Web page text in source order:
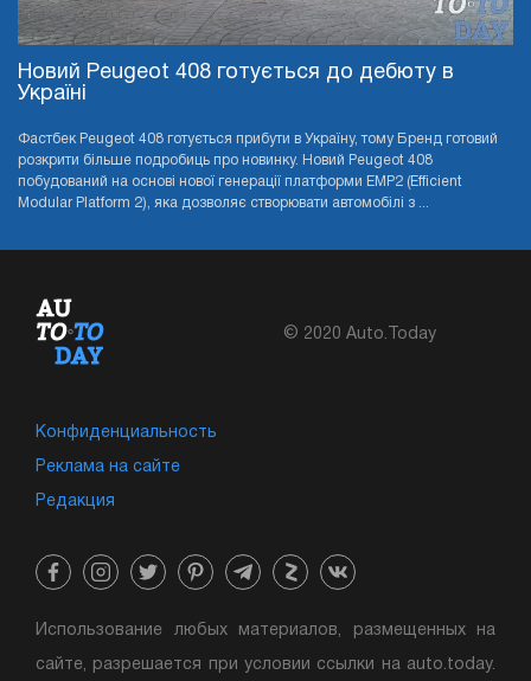
Новий Peugeot 408 готується до дебюту в
Україні
Фастбек Peugeot 408 готується прибути в Україну, тому Бренд готовий
розкрити більше подробиць про новинку. Новий Peugeot 408
побудований на основі нової генерації платформи EMP2 (Efficient
Modular Platform 2), яка дозволяє створювати автомобілі з ...
© 2020 Auto.Today
Конфиденциальность
Реклама на сайте
Редакция
Использование любых материалов, размещенных на
сайте, разрешается при условии ссылки на auto.today.